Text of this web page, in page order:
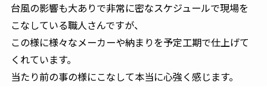
台風の影響も大ありで非常に密なスケジュールで現場を
こなしている職人さんですが、
この様に様々なメーカーや納まりを予定工期で仕上げて
くれています。
当たり前の事の様にこなして本当に心強く感じます。